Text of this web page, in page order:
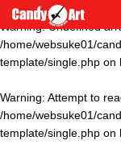
Warning: Undefined
/home/websuke01/
template/single.php on
Warning: Attempt to
/home/websuke01/
template/single.php on